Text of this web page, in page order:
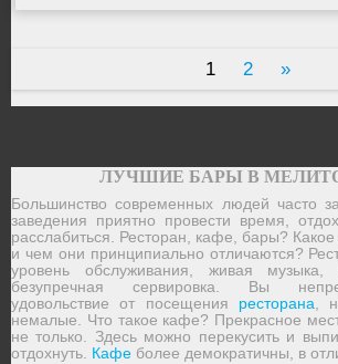
1 2 »
ЛУЧШИЕ БАРЫ В
Большинство современных людей часто
заведения приятно провести время,
расслабиться. Ресторан, кафе, бары? Какое
и чем они принципиально отличаются?
уровень обслуживания, живая музыка,
безупречная сервировка. Вы
удовольствие от посещения ресторана ,
немалые. Что такое кафе? Прекрасное
не только. Здесь можно перекусить и
отдохнуть. Кафе более демократичны, в